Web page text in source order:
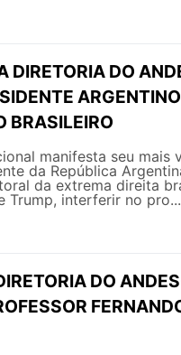
DIRETORIA DO
BRASILEIRO
manifesta seu mais
da República
da extrema direita
Trump, interferir no pro...
DO